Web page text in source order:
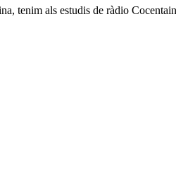
tenim als estudis de ràdio